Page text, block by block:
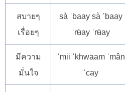
สบายๆ
เรื่อยๆ
sà ˈbaay sà ˈbaay
ˈrʉ̂ay ˈrʉ̂ay
มีความ
มั่นใจ
ˈmii ˈkhwaam ˈmân
ˈcay